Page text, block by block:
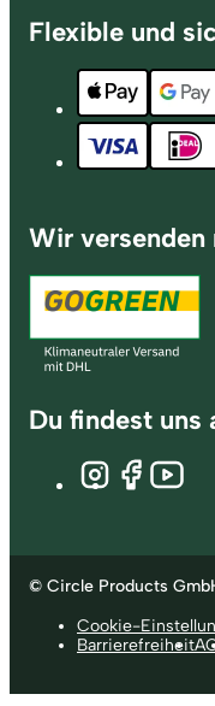
Flexible und
Wir versenden
Du findest uns
© Circle Products
Cookie-
Barrierefreiheit